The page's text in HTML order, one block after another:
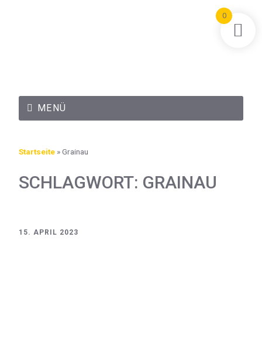
MENÜ
Startseite »Grainau
SCHLAGWORT: GRAINAU
15. APRIL 2023
0